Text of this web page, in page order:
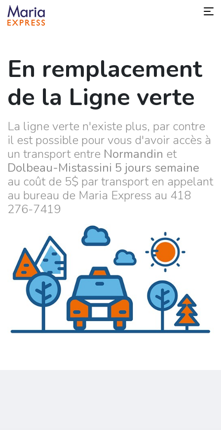
En remplacement
de la Ligne verte
La ligne verte n'existe plus, par contre
il est possible pour vous d'avoir accès à
un transport entre Normandin et
Dolbeau-Mistassini 5 jours semaine
au coût de 5$ par transport en appelant
au bureau de Maria Express au 418
276-7419